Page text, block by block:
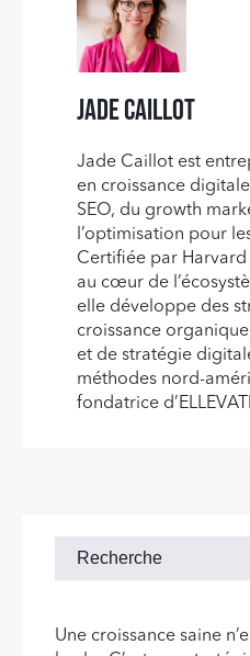
Jade Caillot
Jade Caillot est
en croissance
SEO, du growth
l’optimisation pour
Certifiée par
au cœur de
elle développe des
croissance
et de stratégie
méthodes nord-
fondatrice
Une croissance saine